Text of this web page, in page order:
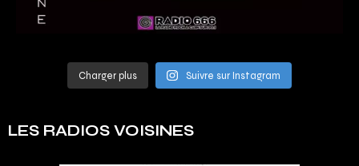
Charger plus Suivre sur Instagram
LES RADIOS VOISINES